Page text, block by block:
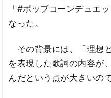
「#ポップコーンデュエ
なった。
その背景には、「理想
を表現した歌詞の内容が
んだという点が大きいの